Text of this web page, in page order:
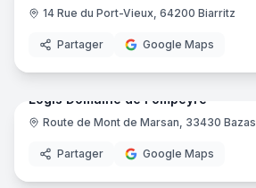
14 Rue du Port-Vieux, 64200 Biarritz
Partager Google Maps
Logis Domaine de Fompeyre
Route de Mont de Marsan, 33430 Bazas
Partager Google Maps